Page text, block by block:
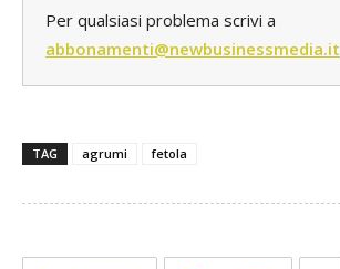
Per qualsiasi problema scrivi a
abbonamenti@newbusinessmedia.it
TAG agrumi fetola